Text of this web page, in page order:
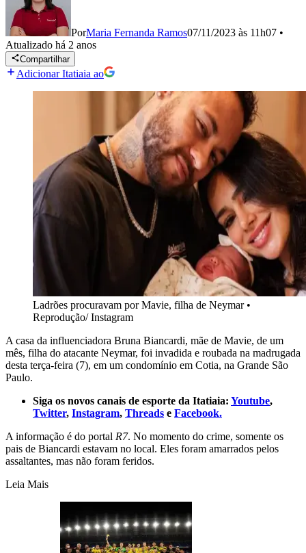
PorMaria Fernanda Ramos07/11/2023 às 11h07 •
Atualizado há 2 anos
Compartilhar
Adicionar Itatiaia ao
Ladrões procuravam por Mavie, filha de Neymar•
Reprodução/ Instagram
A casa da influenciadora Bruna Biancardi, mãe de Mavie, de um
mês, filha do atacante Neymar, foi invadida e roubada na madrugada
desta terça-feira (7), em um condomínio em Cotia, na Grande São
Paulo.
Siga os novos canais de esporte da Itatiaia: Youtube,
Twitter, Instagram, Threads e Facebook.
A informação é do portal R7. No momento do crime, somente os
pais de Biancardi estavam no local. Eles foram amarrados pelos
assaltantes, mas não foram feridos.
Leia Mais